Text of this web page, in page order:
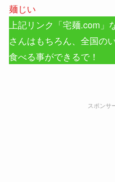
麺じい
上記リンク「宅麺.com」
さんはもちろん、全国の
食べる事ができるで！
スポンサ